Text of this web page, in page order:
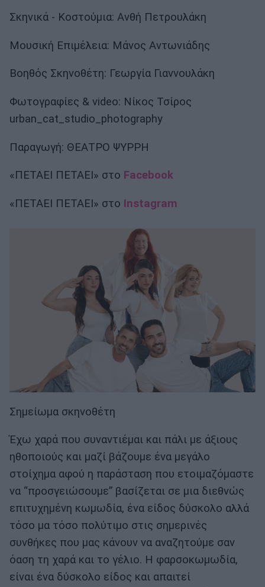
Σκηνικά - Κοστούμια: Ανθή Πετρουλάκη
Μουσική Επιμέλεια: Μάνος Αντωνιάδης
Βοηθός Σκηνοθέτη: Γεωργία Γιαννουλάκη
Φωτογραφίες & video: Νίκος Τσίρος
urban_cat_studio_photography
Παραγωγή: ΘΕΑΤΡΟ ΨΥΡΡΗ
«ΠΕΤΑΕΙ ΠΕΤΑΕΙ» στο Facebook
«ΠΕΤΑΕΙ ΠΕΤΑΕΙ» στο Instagram
Σημείωμα σκηνοθέτη
Έχω χαρά που συναντιέμαι και πάλι με άξιους
ηθοποιούς και μαζί βάζουμε ένα μεγάλο
στοίχημα αφού η παράσταση που ετοιμαζόμαστε
να “προσγειώσουμε” βασίζεται σε μια διεθνώς
επιτυχημένη κωμωδία, ένα είδος δύσκολο αλλά
τόσο μα τόσο πολύτιμο στις σημερινές
συνθήκες που μας κάνουν να αναζητούμε σαν
όαση τη χαρά και το γέλιο. Η φαρσοκωμωδία,
είναι ένα δύσκολο είδος και απαιτεί